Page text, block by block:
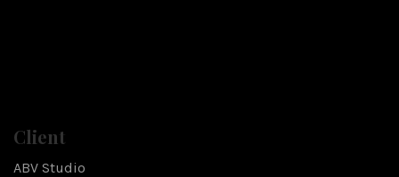
Client
ABV Studio